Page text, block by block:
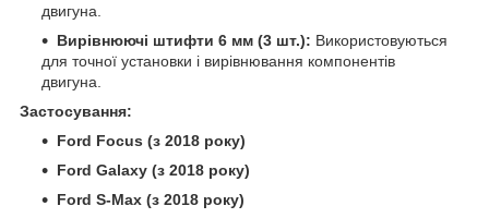
двигуна.
Вирівнюючі штифти 6 мм (3 шт.): Використовуються
для точної установки і вирівнювання компонентів
двигуна.
Застосування:
Ford Focus (з 2018 року)
Ford Galaxy (з 2018 року)
Ford S-Max (з 2018 року)